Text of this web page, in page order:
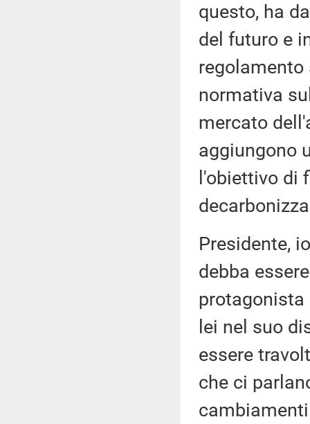
questo, ha
del futuro e
normativa
mercato
aggiungono
l'obiettivo di
Presidente,
debba
protagonista
lei nel suo
essere
che ci